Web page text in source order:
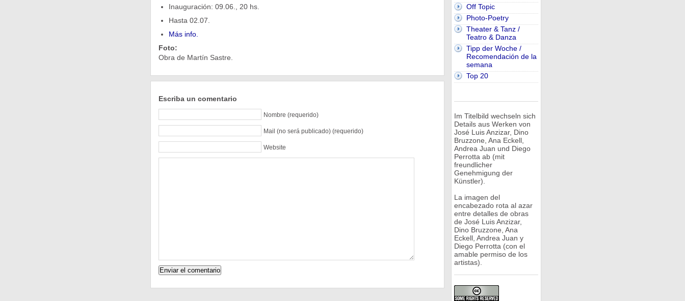
Inauguración: 09.06., 20 hs.
Hasta 02.07.
Más info.
Foto:
Obra de Martín Sastre.
Escriba un comentario
Nombre (requerido)
Mail (no será publicado) (requerido)
Website
Off Topic
Photo-Poetry
Theater & Tanz /
Teatro & Danza
Tipp der Woche /
Recomendación de la
semana
Top 20
Im Titelbild wechseln sich
Details aus Werken von
José Luis Anzizar, Dino
Bruzzone, Ana Eckell,
Andrea Juan und Diego
Perrotta ab (mit
freundlicher
Genehmigung der
Künstler).
La imagen del
encabezado rota al azar
entre detalles de obras
de José Luis Anzizar,
Dino Bruzzone, Ana
Eckell, Andrea Juan y
Diego Perrotta (con el
amable permiso de los
artistas).